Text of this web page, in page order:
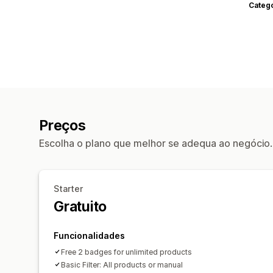
Preços
Escolha o plano que melhor se adequa ao negócio.
Starter
Gratuito
Funcionalidades
Free 2 badges for unlimited products
Basic Filter: All products or manual